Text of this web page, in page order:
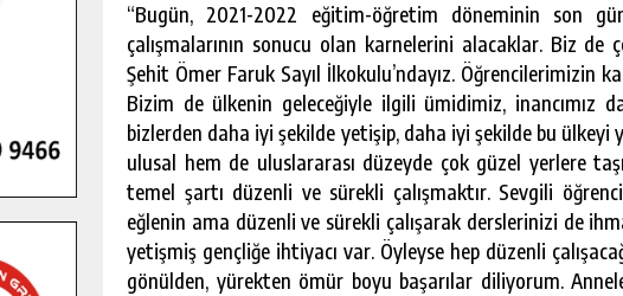
“Bugün, 2021-2022 eğitim-öğretim döneminin son
çalışmalarının sonucu olan karnelerini alacaklar. Biz de
Şehit Ömer Faruk Sayıl İlkokulu’ndayız. Öğrencilerimizin
Bizim de ülkenin geleceğiyle ilgili ümidimiz, inancımız
bizlerden daha iyi şekilde yetişip, daha iyi şekilde bu ülkeyi
ulusal hem de uluslararası düzeyde çok güzel yerlere
temel şartı düzenli ve sürekli çalışmaktır. Sevgili
eğlenin ama düzenli ve sürekli çalışarak derslerinizi de
yetişmiş gençliğe ihtiyacı var. Öyleyse hep düzenli
gönülden, yürekten ömür boyu başarılar diliyorum.